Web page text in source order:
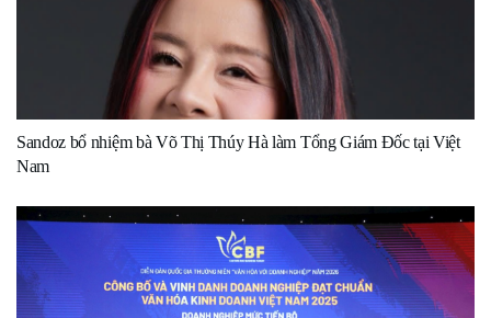
Sandoz bổ nhiệm bà Võ Thị Thúy Hà làm Tổng Giám Đốc tại Việt
Nam